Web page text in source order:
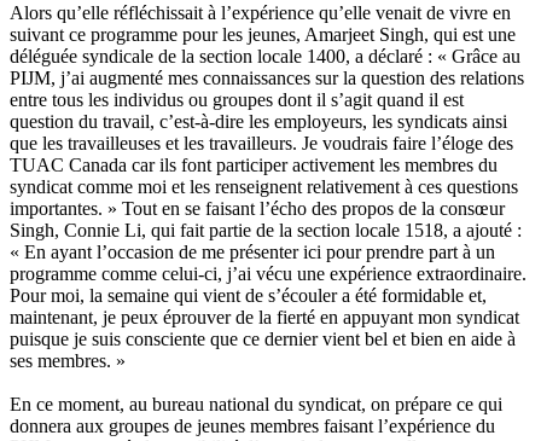
Alors qu’elle réfléchissait à l’expérience qu’elle venait de vivre en
suivant ce programme pour les jeunes, Amarjeet Singh, qui est une
déléguée syndicale de la section locale 1400, a déclaré : « Grâce au
PIJM, j’ai augmenté mes connaissances sur la question des relations
entre tous les individus ou groupes dont il s’agit quand il est
question du travail, c’est-à-dire les employeurs, les syndicats ainsi
que les travailleuses et les travailleurs. Je voudrais faire l’éloge des
TUAC Canada car ils font participer activement les membres du
syndicat comme moi et les renseignent relativement à ces questions
importantes. » Tout en se faisant l’écho des propos de la consœur
Singh, Connie Li, qui fait partie de la section locale 1518, a ajouté :
« En ayant l’occasion de me présenter ici pour prendre part à un
programme comme celui-ci, j’ai vécu une expérience extraordinaire.
Pour moi, la semaine qui vient de s’écouler a été formidable et,
maintenant, je peux éprouver de la fierté en appuyant mon syndicat
puisque je suis consciente que ce dernier vient bel et bien en aide à
ses membres. »
En ce moment, au bureau national du syndicat, on prépare ce qui
donnera aux groupes de jeunes membres faisant l’expérience du